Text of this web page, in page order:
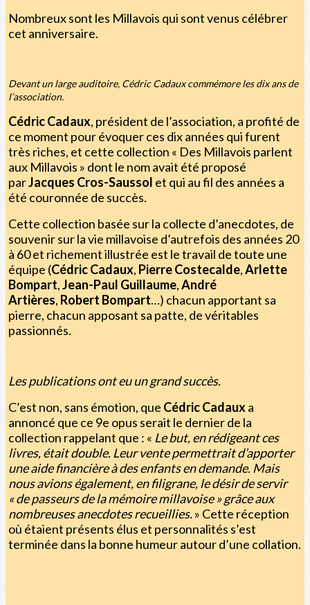
Nombreux sont les Millavois qui sont venus célébrer
cet anniversaire.
Devant un large auditoire, Cédric Cadaux commémore les dix ans de
l’association.
Cédric Cadaux, président de l’association, a profité de
ce moment pour évoquer ces dix années qui furent
très riches, et cette collection « Des Millavois parlent
aux Millavois » dont le nom avait été proposé
parJacques Cros-Saussol et qui au fil des années a
été couronnée de succès.
Cette collection basée sur la collecte d’anecdotes, de
souvenir sur la vie millavoise d’autrefois des années 20
à 60 et richement illustrée est le travail de toute une
équipe (Cédric Cadaux, Pierre Costecalde,Arlette
Bompart,Jean-Paul Guillaume,André
Artières, Robert Bompart…) chacun apportant sa
pierre, chacun apposant sa patte, de véritables
passionnés.
Les publications ont eu un grand succès.
C’est non, sans émotion, que Cédric Cadauxa
annoncé que ce 9e opus serait le dernier de la
collection rappelant que : « Le but, en rédigeant ces
livres, était double. Leur vente permettrait d’apporter
une aide financière à des enfants en demande. Mais
nous avions également, en filigrane, le désir de servir
« de passeurs de la mémoire millavoise » grâce aux
nombreuses anecdotes recueillies.» Cette réception
où étaient présents élus et personnalités s’est
terminée dans la bonne humeur autour d’une collation.